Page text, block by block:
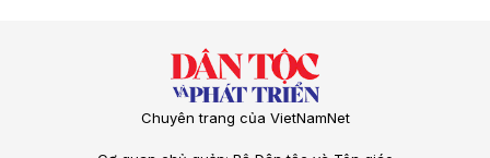
Chuyên trang của VietNamNet